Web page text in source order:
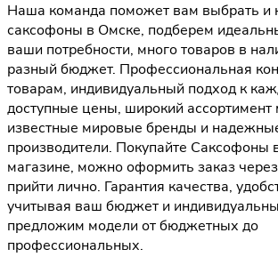
Наша команда поможет вам выбрать и
саксофоны в Омске, подберем
ваши потребности, много товаров в
разный бюджет. Профессиональная
товарам, индивидуальный подход к
доступные цены, широкий ассортимент
известные мировые бренды и
производители. Покупайте Саксофоны
магазине, можно оформить заказ
прийти лично. Гарантия качества,
учитывая ваш бюджет и
предложим модели от бюджетных до
профессиональных.